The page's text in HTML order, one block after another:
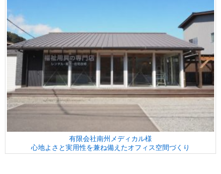
有限会社南州メディカル様
心地よさと実用性を兼ね備えたオフィス空間づくり